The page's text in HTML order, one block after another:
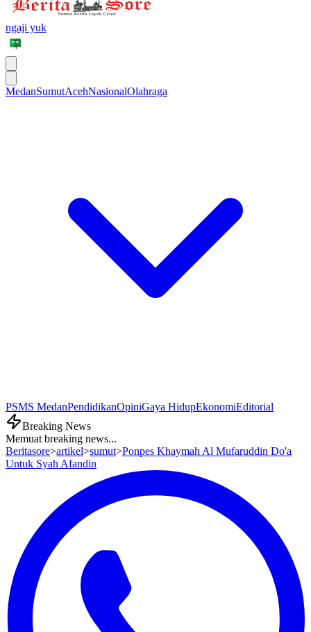
ngaji yuk
MedanSumutAcehNasionalOlahraga
PSMS MedanPendidikanOpiniGaya HidupEkonomiEditorial
Breaking News
Memuat breaking news...
Beritasore>artikel>sumut>Ponpes Khaymah Al Mufaruddin Do'a
Untuk Syah Afandin